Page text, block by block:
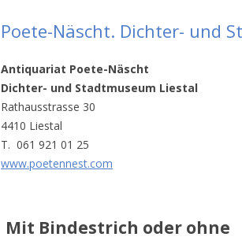
Poete-Näscht. Dichter- und
Antiquariat Poete-Näscht
Dichter- und Stadtmuseum Liestal
Rathausstrasse 30
4410 Liestal
T. 061 921 01 25
www.poetennest.com
Mit Bindestrich oder ohne